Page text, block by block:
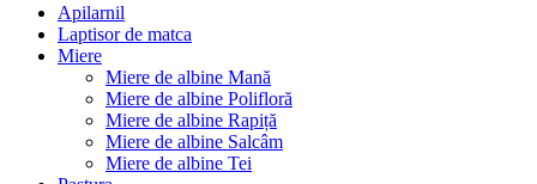
Apilarnil
Laptisor de matca
Miere
Miere de albine Mană
Miere de albine Polifloră
Miere de albine Rapiță
Miere de albine Salcâm
Miere de albine Tei